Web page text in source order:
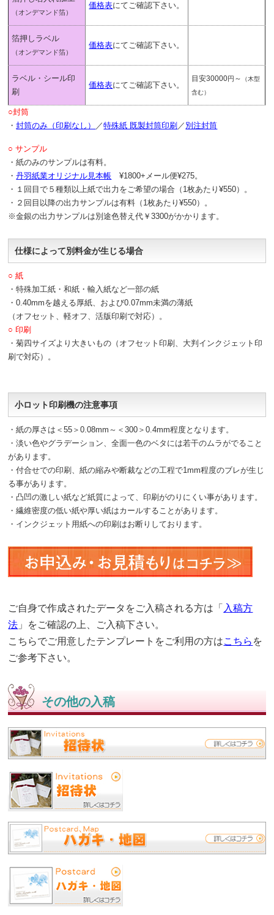
（オンデマンド箔）
価格表にてご確認下さい。
箔押しラベル
（オンデマンド箔）
価格表にてご確認下さい。
ラベル・シール印
刷
価格表にてご確認下さい。
目安30000円 ～
（木型
含む）
○封筒
・封筒のみ（印刷なし） ／特殊紙 既製封筒印刷 ／ 別注封筒
○ サンプル
・紙のみのサンプルは有料。
・丹羽紙業オリジナル見本帳 ¥1800+メール便¥275。
・１回目で５種類以上紙で出力をご希望の場合（1枚あたり¥550）。
・２回目以降の出力サンプルは有料（1枚あたり¥550）。
※金銀の出力サンプルは別途色替え代￥3300がかかります。
仕様によって別料金が生じる場合
○ 紙
・特殊加工紙・和紙・輸入紙など一部の紙
・0.40mmを越える厚紙、および0.07mm未満の薄紙
（オフセット、軽オフ、活版印刷で対応）。
○ 印刷
・菊四サイズより大きいもの（オフセット印刷、大判インクジェット印
刷で対応）。
小ロット印刷機の注意事項
・紙の厚さは＜55＞0.08mm～＜300＞0.4mm程度となります。
・淡い色やグラデーション、全面一色のベタには若干のムラがでること
があります。
・付合せでの印刷、紙の縮みや断裁などの工程で1mm程度のブレが生じ
る事があります。
・凸凹の激しい紙など紙質によって、印刷がのりにくい事があります。
・繊維密度の低い紙や厚い紙はカールすることがあります。
・インクジェット用紙への印刷はお断りしております。
ご自身で作成されたデータをご入稿される方は「 入稿方
法 」をご確認の上、ご入稿下さい。
こちらでご用意したテンプレートをご利用の方はこちら を
ご参考下さい。
その他の入稿